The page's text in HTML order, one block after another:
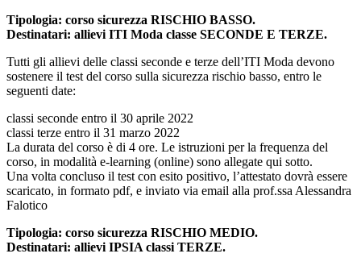
Tipologia: corso sicurezza RISCHIO BASSO.
Destinatari: allievi ITI Moda classe SECONDE E TERZE.
Tutti gli allievi delle classi seconde e terze dell’ITI Moda devono
sostenere il test del corso sulla sicurezza rischio basso, entro le
seguenti date:
classi seconde entro il 30 aprile 2022
classi terze entro il 31 marzo 2022
La durata del corso è di 4 ore. Le istruzioni per la frequenza del
corso, in modalità e-learning (online) sono allegate qui sotto.
Una volta concluso il test con esito positivo, l’attestato dovrà essere
scaricato, in formato pdf, e inviato via email alla prof.ssa Alessandra
Falotico
Tipologia: corso sicurezza RISCHIO MEDIO.
Destinatari: allievi IPSIA classi TERZE.